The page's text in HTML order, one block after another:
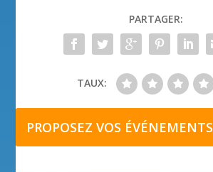
PARTAGER:
TAUX:
PROPOSEZ VOS ÉVÉNEMENTS